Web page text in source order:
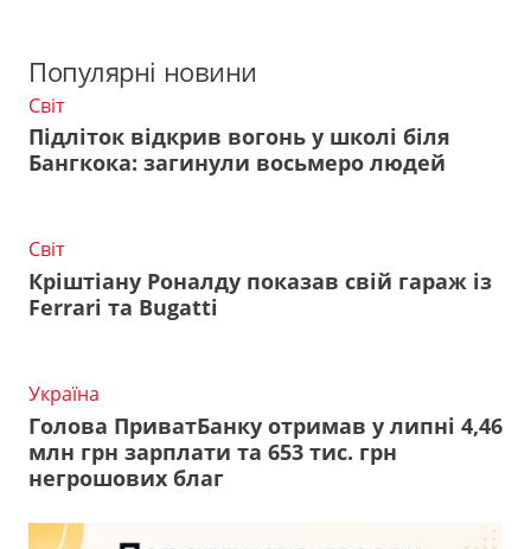
Популярні новини
Світ
Підліток відкрив вогонь у школі біля
Бангкока: загинули восьмеро людей
Світ
Кріштіану Роналду показав свій гараж із
Ferrari та Bugatti
Україна
Голова ПриватБанку отримав у липні 4,46
млн грн зарплати та 653 тис. грн
негрошових благ